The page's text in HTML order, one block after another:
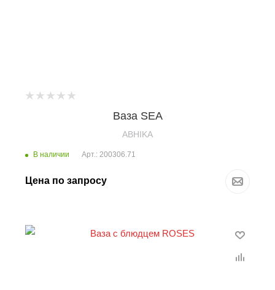
Ваза SEA
ABHIKA
В наличии Арт.: 200306.71
Цена по запросу